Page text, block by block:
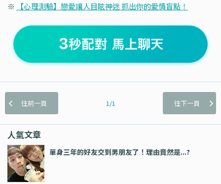
※ 【心理測驗】戀愛讓人目眩神迷 抓出你的愛情盲點！
往前一頁 1/1 往下一頁
人氣文章
單身三年的好友交到男朋友了！理由竟然是...?